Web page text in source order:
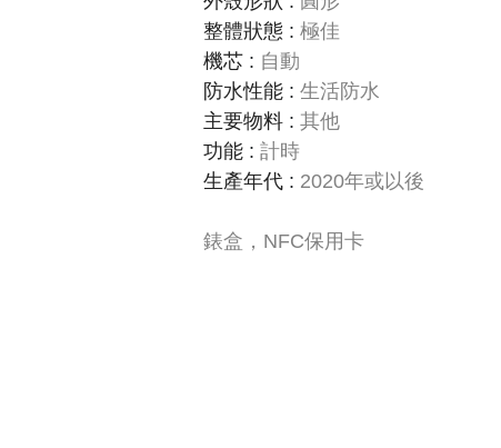
整體狀態: 極佳
機芯: 自動
防水性能: 生活防水
主要物料: 其他
功能: 計時
生產年代: 2020年或以後
錶盒，NFC保用卡